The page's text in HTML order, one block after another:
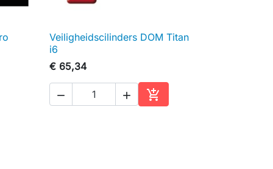
 Snel bekijken
Veiligheidscilinders DOM Titan
i6
€ 65,34
  
In winkelwagen